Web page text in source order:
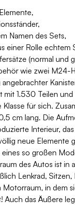
Namen des Sets,
einer Rolle echtem
(normal und
wie zwei M24-
mit 1.530 Teilen
für sich.
cm lang. Die
Interieur,
neue Elemente
so großen
des Autos ist in
Lenkrad,
in dem
Auch das Äußere